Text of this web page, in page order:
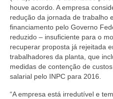
houve acordo. A empresa
redução da jornada de trabalho
financiamento pelo Governo
reduzido – insuficiente para o
recuperar proposta já rejeitada
trabalhadores da planta, que
medidas de contenção de
salarial pelo INPC para 2016.
“A empresa está irredutível e